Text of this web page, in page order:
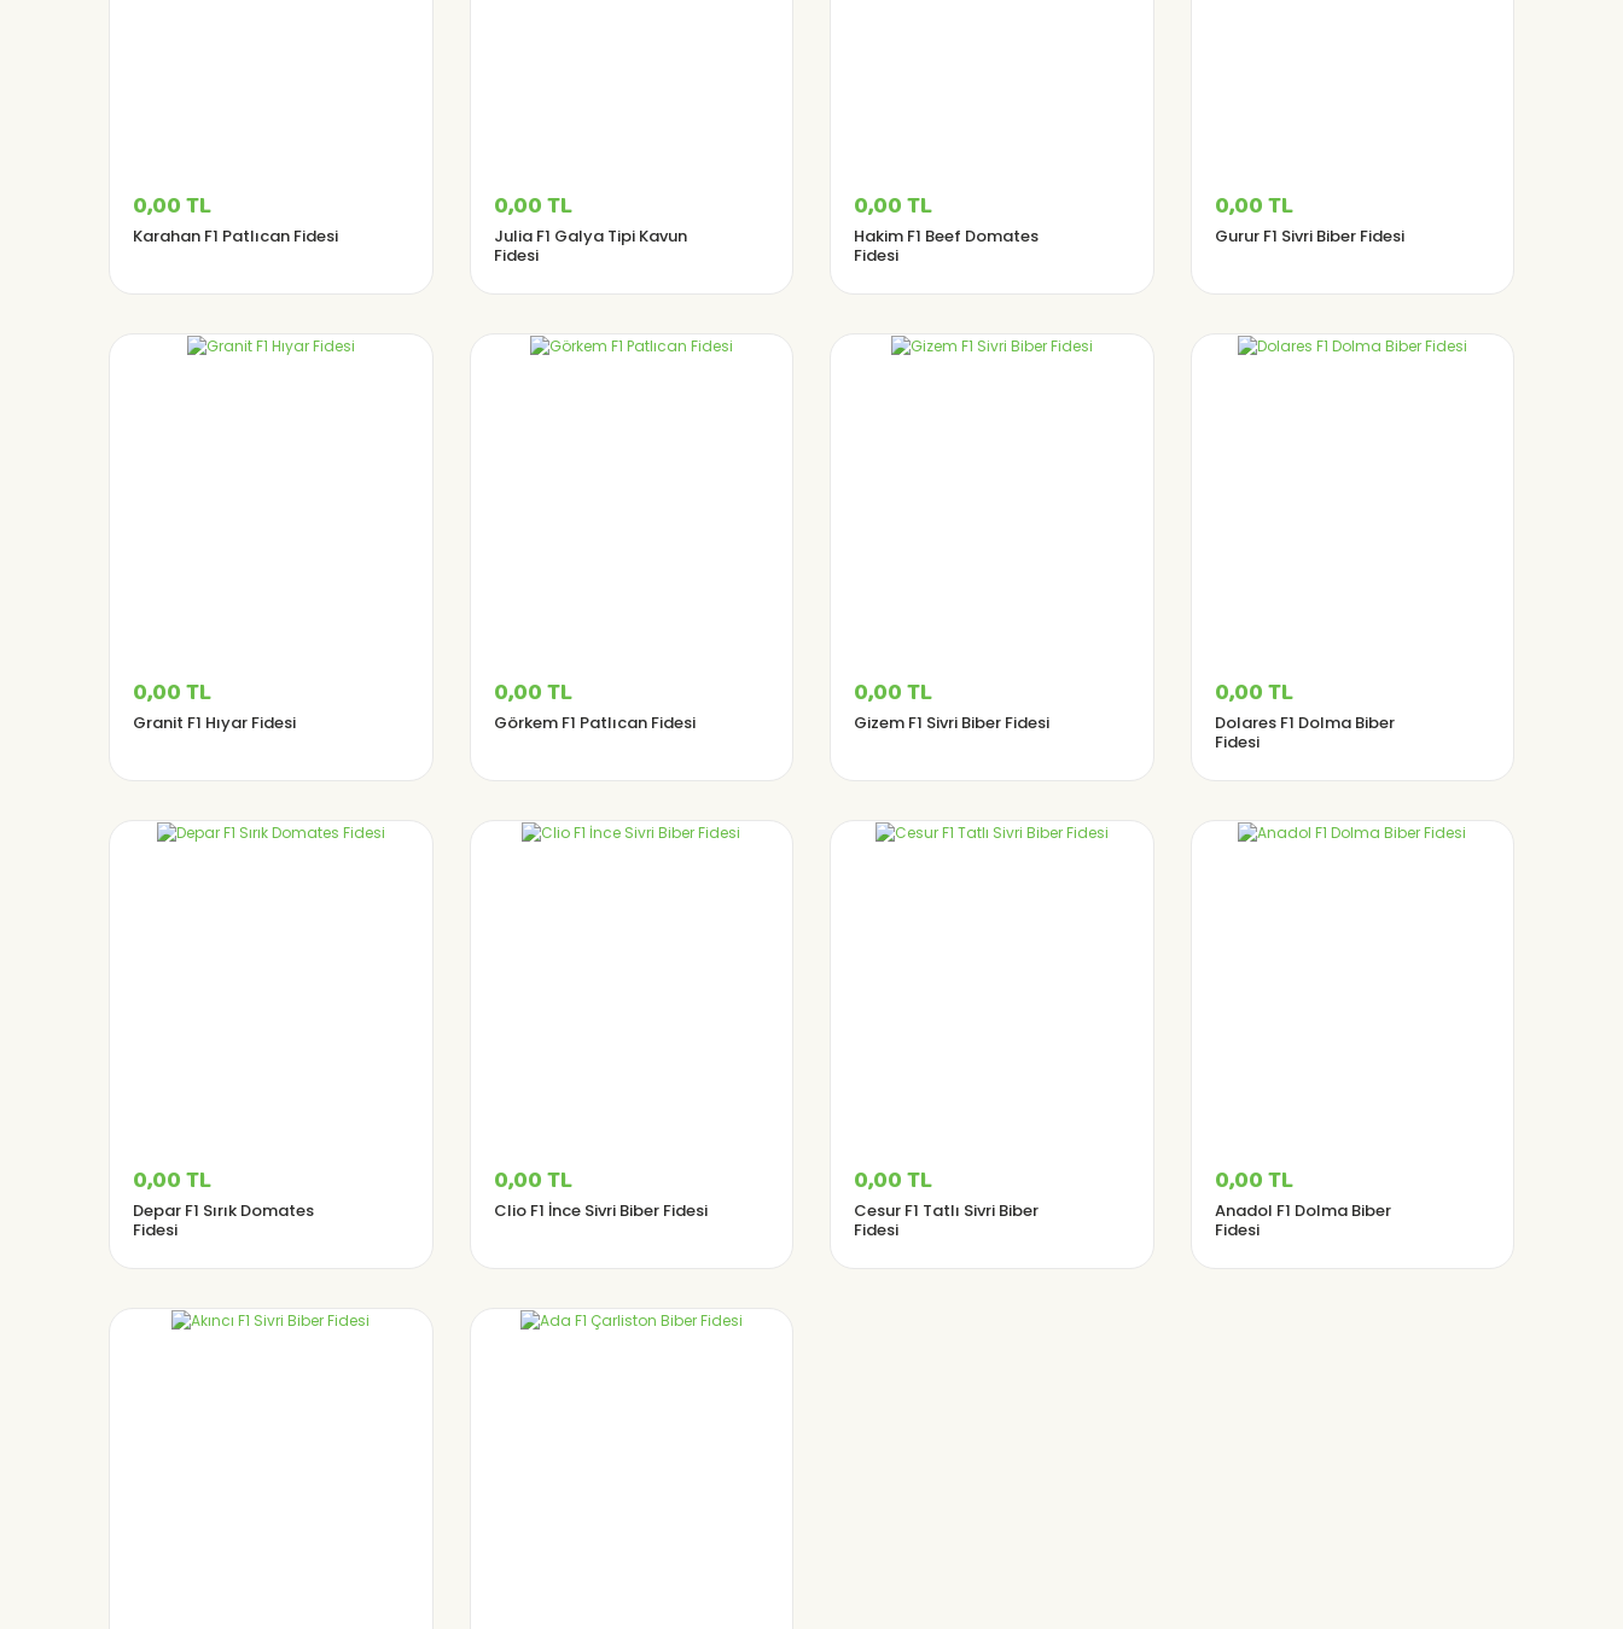
0,00 TL
Karahan F1 Patlıcan Fidesi
0,00 TL
Julia F1 Galya Tipi Kavun
Fidesi
0,00 TL
Hakim F1 Beef Domates
Fidesi
0,00 TL
Gurur F1 Sivri Biber Fidesi
0,00 TL
Granit F1 Hıyar Fidesi
0,00 TL
Görkem F1 Patlıcan Fidesi
0,00 TL
Gizem F1 Sivri Biber Fidesi
0,00 TL
Dolares F1 Dolma Biber
Fidesi
0,00 TL
Depar F1 Sırık Domates
Fidesi
0,00 TL
Clio F1 İnce Sivri Biber Fidesi
0,00 TL
Cesur F1 Tatlı Sivri Biber
Fidesi
0,00 TL
Anadol F1 Dolma Biber
Fidesi